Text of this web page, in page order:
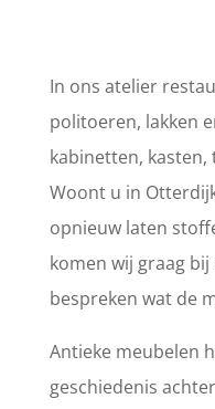
In ons atelier
politoeren, lakken
kabinetten, kasten,
Woont u in
opnieuw laten
komen wij graag
bespreken wat de
Antieke meubelen
geschiedenis